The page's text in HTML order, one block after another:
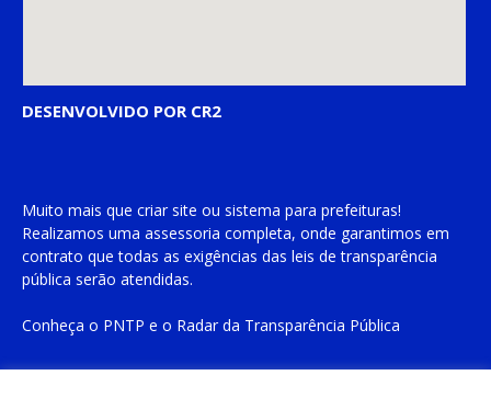
DESENVOLVIDO POR CR2
Muito mais que criar site ou sistema para prefeituras!
Realizamos uma assessoria completa, onde garantimos em
contrato que todas as exigências das leis de transparência
pública serão atendidas.
Conheça o PNTP e o Radar da Transparência Pública